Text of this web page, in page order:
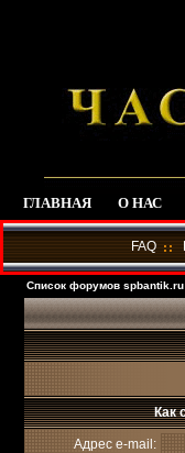
ГЛАВНАЯ О НАС
FAQ
Список форумов spbantik.ru
Как
Адрес e-mail: